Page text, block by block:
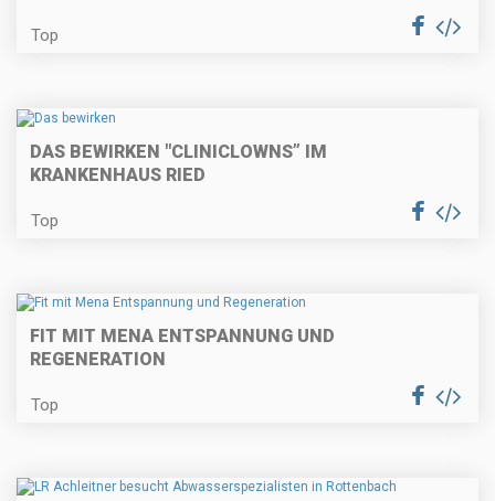
Top
DAS BEWIRKEN "CLINICLOWNS” IM
KRANKENHAUS RIED
Top
FIT MIT MENA ENTSPANNUNG UND
REGENERATION
Top